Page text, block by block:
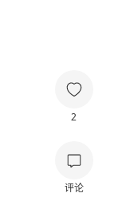
2
评论